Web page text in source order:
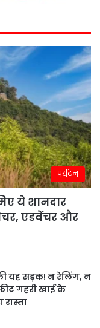
पर्यटन
ये शानदार
एडवेंचर और
यह सड़क! न रेलिंग, न
गहरी खाई के